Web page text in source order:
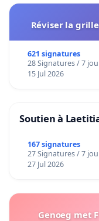
Réviser la
621 signatures
28 Signatures / 7
15 Jul 2026
Soutien à
167 signatures
27 Signatures / 7
27 Jul 2026
Genoeg met